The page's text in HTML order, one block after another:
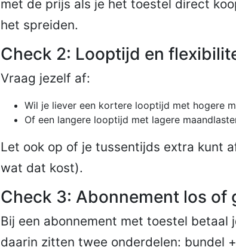
met de prijs als je het toestel direct
het spreiden.
Check 2: Looptijd en
Vraag jezelf af:
Wil je liever een kortere looptijd met hogere
Of een langere looptijd met lagere
Let ook op of je tussentijds extra kunt
wat dat kost).
Check 3: Abonnement los of
Bij een abonnement met toestel betaal
daarin zitten twee onderdelen: bundel